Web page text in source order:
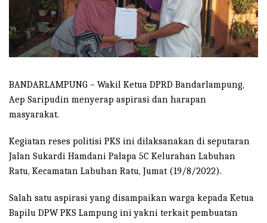
BANDARLAMPUNG – Wakil Ketua DPRD Bandarlampung,
Aep Saripudin menyerap aspirasi dan harapan
masyarakat.
Kegiatan reses politisi PKS ini dilaksanakan di seputaran
Jalan Sukardi Hamdani Palapa 5C Kelurahan Labuhan
Ratu, Kecamatan Labuhan Ratu, Jumat (19/8/2022).
Salah satu aspirasi yang disampaikan warga kepada Ketua
Bapilu DPW PKS Lampung ini yakni terkait pembuatan